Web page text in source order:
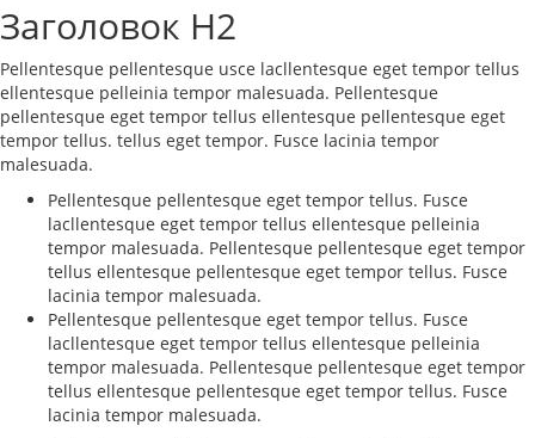
Заголовок H2
Pellentesque pellentesque usce lacllentesque eget tempor tellus
ellentesque pelleinia tempor malesuada. Pellentesque
pellentesque eget tempor tellus ellentesque pellentesque eget
tempor tellus. tellus eget tempor. Fusce lacinia tempor
malesuada.
Pellentesque pellentesque eget tempor tellus. Fusce
lacllentesque eget tempor tellus ellentesque pelleinia
tempor malesuada. Pellentesque pellentesque eget tempor
tellus ellentesque pellentesque eget tempor tellus. Fusce
lacinia tempor malesuada.
Pellentesque pellentesque eget tempor tellus. Fusce
lacllentesque eget tempor tellus ellentesque pelleinia
tempor malesuada. Pellentesque pellentesque eget tempor
tellus ellentesque pellentesque eget tempor tellus. Fusce
lacinia tempor malesuada.